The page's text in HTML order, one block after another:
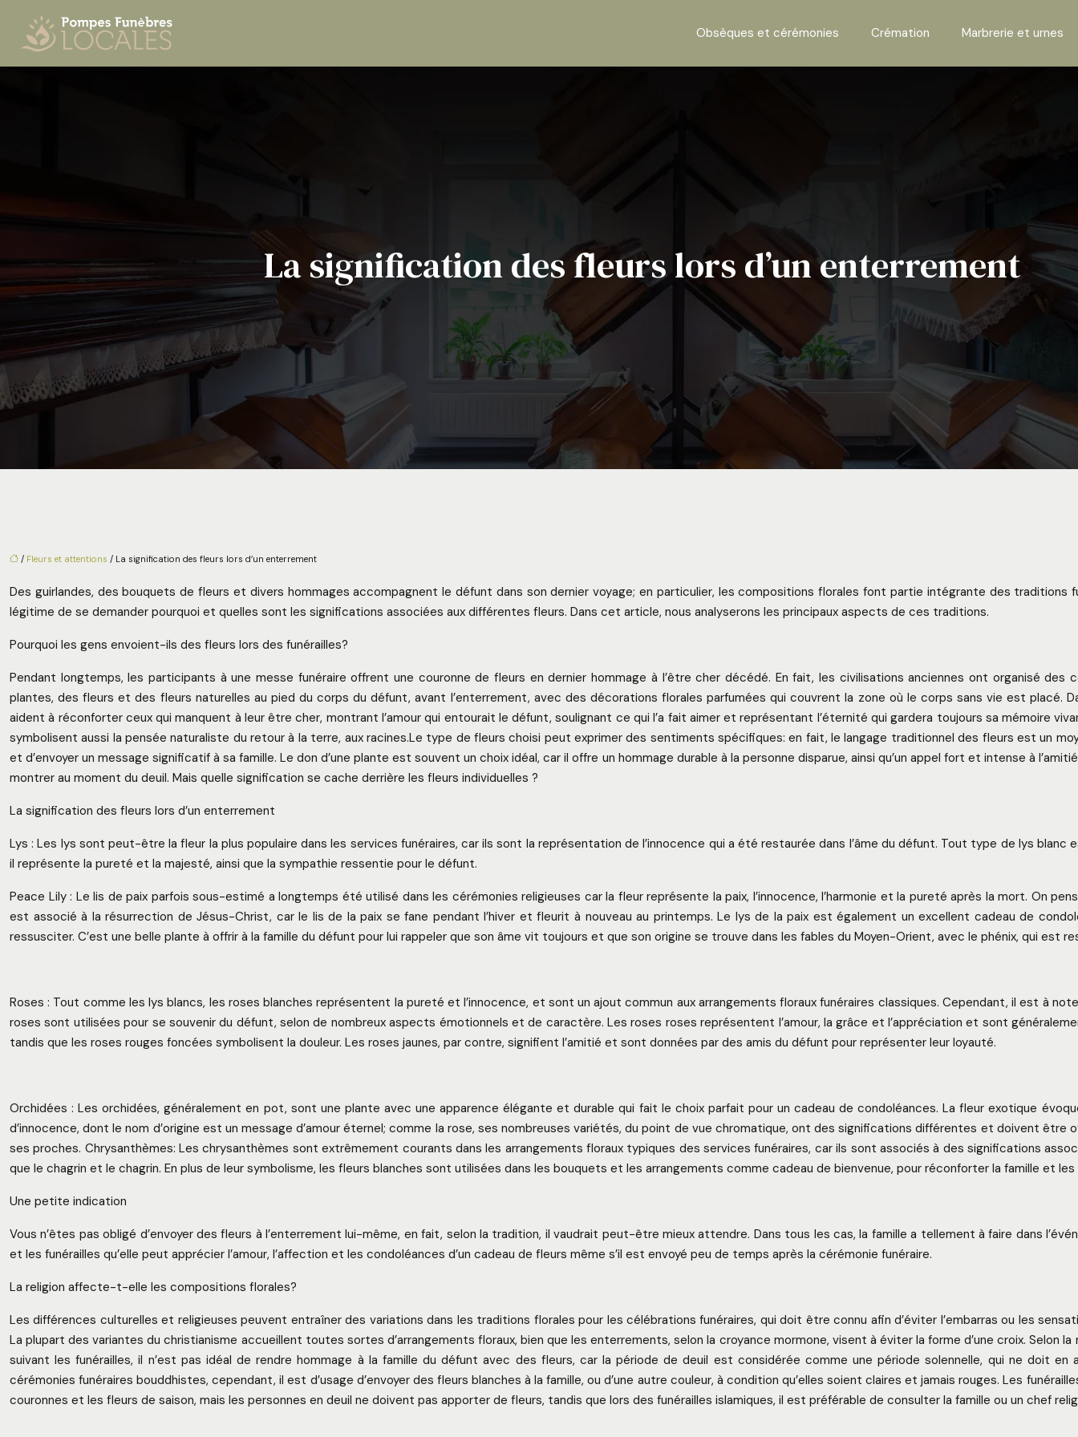
Obsèques et cérémonies Crémation Marbrerie et urnes
La signification des fleurs lors d’un enterrement
/ Fleurs et attentions / La signification des fleurs lors d’un enterrement
Des guirlandes, des bouquets de fleurs et divers hommages accompagnent le défunt dans son dernier voyage; en particulier, les compositions florales font partie intégrante des traditions
légitime de se demander pourquoi et quelles sont les significations associées aux différentes fleurs. Dans cet article, nous analyserons les principaux aspects de ces traditions.
Pourquoi les gens envoient-ils des fleurs lors des funérailles?
Pendant longtemps, les participants à une messe funéraire offrent une couronne de fleurs en dernier hommage à l’être cher décédé. En fait, les civilisations anciennes ont organisé des
plantes, des fleurs et des fleurs naturelles au pied du corps du défunt, avant l’enterrement, avec des décorations florales parfumées qui couvrent la zone où le corps sans vie est placé.
aident à réconforter ceux qui manquent à leur être cher, montrant l’amour qui entourait le défunt, soulignant ce qui l’a fait aimer et représentant l’éternité qui gardera toujours sa mémoire
symbolisent aussi la pensée naturaliste du retour à la terre, aux racines.Le type de fleurs choisi peut exprimer des sentiments spécifiques: en fait, le langage traditionnel des fleurs est un
et d’envoyer un message significatif à sa famille. Le don d’une plante est souvent un choix idéal, car il offre un hommage durable à la personne disparue, ainsi qu’un appel fort et intense à
montrer au moment du deuil. Mais quelle signification se cache derrière les fleurs individuelles ?
La signification des fleurs lors d’un enterrement
Lys : Les lys sont peut-être la fleur la plus populaire dans les services funéraires, car ils sont la représentation de l’innocence qui a été restaurée dans l’âme du défunt. Tout type de lys blanc
il représente la pureté et la majesté, ainsi que la sympathie ressentie pour le défunt.
Peace Lily : Le lis de paix parfois sous-estimé a longtemps été utilisé dans les cérémonies religieuses car la fleur représente la paix, l’innocence, l’harmonie et la pureté après la mort. On
est associé à la résurrection de Jésus-Christ, car le lis de la paix se fane pendant l’hiver et fleurit à nouveau au printemps. Le lys de la paix est également un excellent cadeau de
ressusciter. C’est une belle plante à offrir à la famille du défunt pour lui rappeler que son âme vit toujours et que son origine se trouve dans les fables du Moyen-Orient, avec le phénix, qui est
Roses : Tout comme les lys blancs, les roses blanches représentent la pureté et l’innocence, et sont un ajout commun aux arrangements floraux funéraires classiques. Cependant, il est à
roses sont utilisées pour se souvenir du défunt, selon de nombreux aspects émotionnels et de caractère. Les roses roses représentent l’amour, la grâce et l’appréciation et sont
tandis que les roses rouges foncées symbolisent la douleur. Les roses jaunes, par contre, signifient l’amitié et sont données par des amis du défunt pour représenter leur loyauté.
Orchidées : Les orchidées, généralement en pot, sont une plante avec une apparence élégante et durable qui fait le choix parfait pour un cadeau de condoléances. La fleur exotique
d’innocence, dont le nom d’origine est un message d’amour éternel; comme la rose, ses nombreuses variétés, du point de vue chromatique, ont des significations différentes et doivent être
ses proches. Chrysanthèmes: Les chrysanthèmes sont extrêmement courants dans les arrangements floraux typiques des services funéraires, car ils sont associés à des significations
que le chagrin et le chagrin. En plus de leur symbolisme, les fleurs blanches sont utilisées dans les bouquets et les arrangements comme cadeau de bienvenue, pour réconforter la famille et
Une petite indication
Vous n’êtes pas obligé d’envoyer des fleurs à l’enterrement lui-même, en fait, selon la tradition, il vaudrait peut-être mieux attendre. Dans tous les cas, la famille a tellement à faire dans
et les funérailles qu’elle peut apprécier l’amour, l’affection et les condoléances d’un cadeau de fleurs même s’il est envoyé peu de temps après la cérémonie funéraire.
La religion affecte-t-elle les compositions florales?
Les différences culturelles et religieuses peuvent entraîner des variations dans les traditions florales pour les célébrations funéraires, qui doit être connu afin d’éviter l’embarras ou les
La plupart des variantes du christianisme accueillent toutes sortes d’arrangements floraux, bien que les enterrements, selon la croyance mormone, visent à éviter la forme d’une croix. Selon
suivant les funérailles, il n’est pas idéal de rendre hommage à la famille du défunt avec des fleurs, car la période de deuil est considérée comme une période solennelle, qui ne doit en
cérémonies funéraires bouddhistes, cependant, il est d’usage d’envoyer des fleurs blanches à la famille, ou d’une autre couleur, à condition qu’elles soient claires et jamais rouges. Les
couronnes et les fleurs de saison, mais les personnes en deuil ne doivent pas apporter de fleurs, tandis que lors des funérailles islamiques, il est préférable de consulter la famille ou un chef